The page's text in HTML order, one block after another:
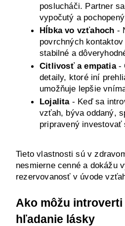
poslucháči. Partner
vypočutý a
Hĺbka vo vzťahoch -
povrchných
stabilné a
Citlivosť a empatia -
detaily, ktoré iní
umožňuje lepšie
Lojalita - Keď sa
vzťah, býva oddaný,
pripravený investovať
Tieto vlastnosti sú v
nesmierne cenné a dokážu
rezervovanosť v úvode
Ako môžu
hľadanie lásky